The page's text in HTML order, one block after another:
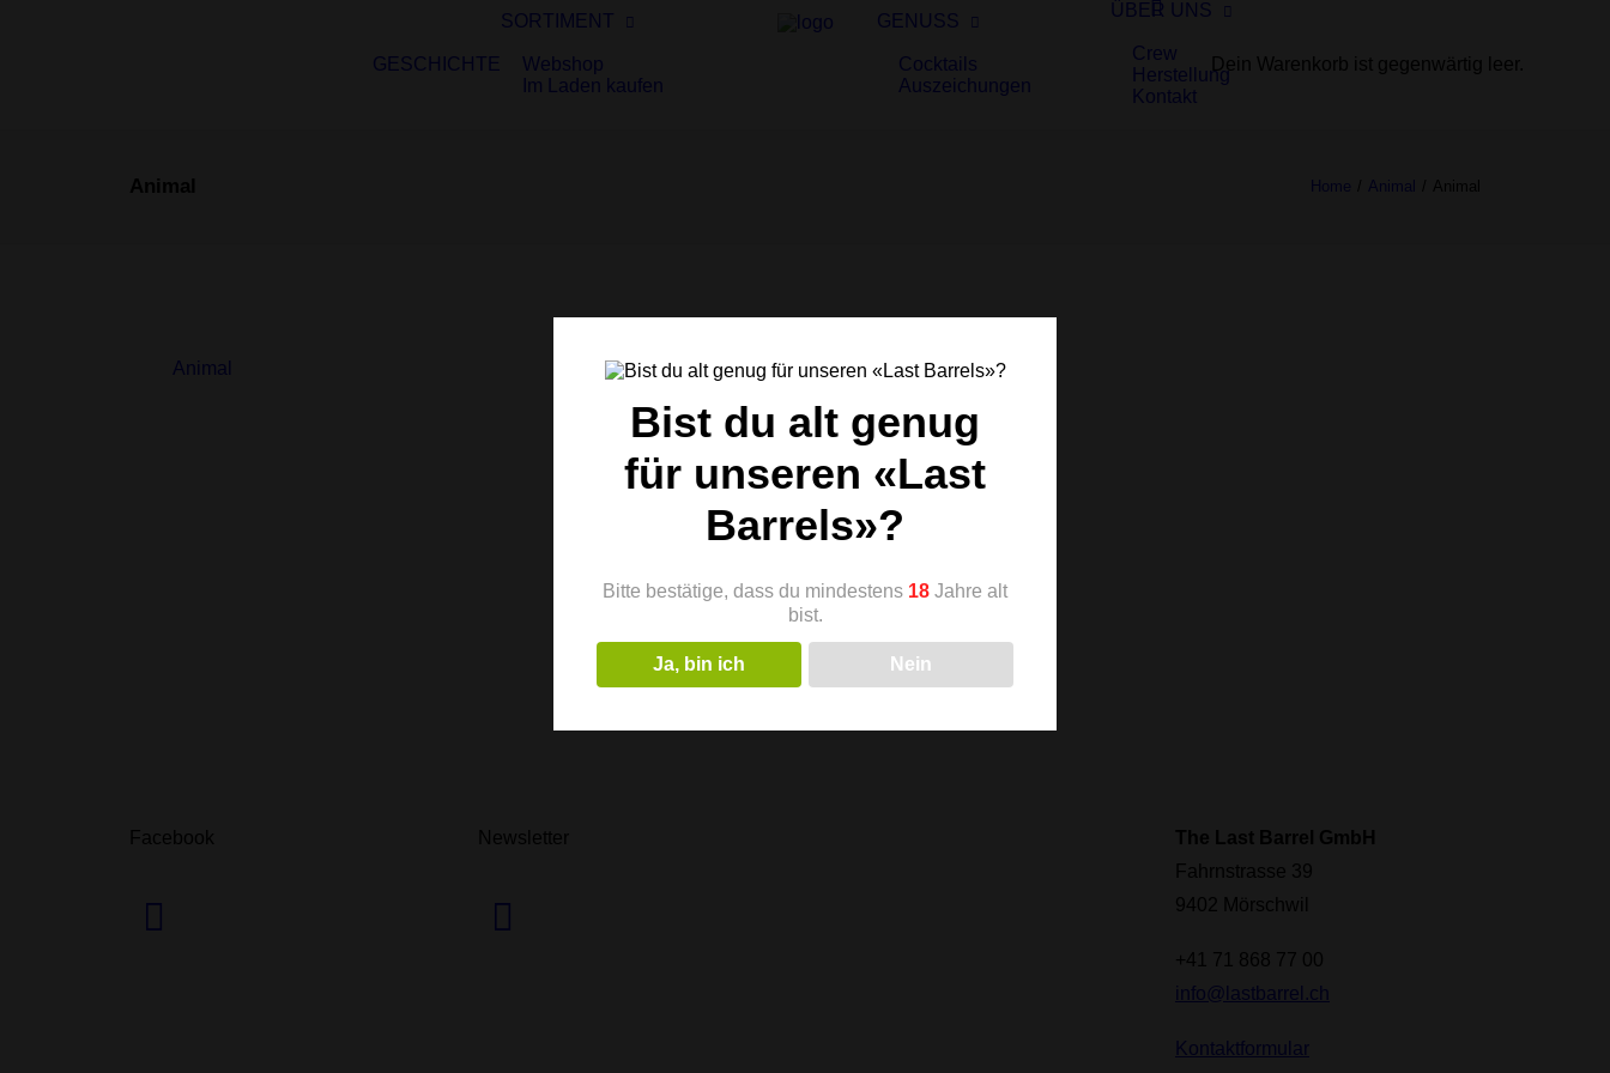
GESCHICHTE
SORTIMENT
Webshop
Im Laden kaufen
GENUSS
Cocktails
Auszeichungen
ÜBER UNS
Crew
Herstellung
Kontakt
Dein Warenkorb ist gegenwärtig leer.
Animal Home Animal Animal
Animal
Facebook Newsletter
The Last Barrel GmbH
Fahrnstrasse 39
9402 Mörschwil
+41 71 868 77 00
info@lastbarrel.ch
Kontaktformular
Bist du alt genug
für unseren «Last
Barrels»?
Bitte bestätige, dass du mindestens 18 Jahre alt
bist.
Ja, bin ich Nein